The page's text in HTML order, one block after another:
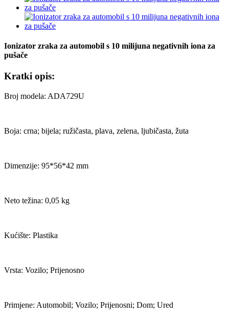
Ionizator zraka za automobil s 10 milijuna negativnih iona za
pušače
Kratki opis:
Broj modela: ADA729U
Boja: crna; bijela; ružičasta, plava, zelena, ljubičasta, žuta
Dimenzije: 95*56*42 mm
Neto težina: 0,05 kg
Kućište: Plastika
Vrsta: Vozilo; Prijenosno
Primjene: Automobil; Vozilo; Prijenosni; Dom; Ured